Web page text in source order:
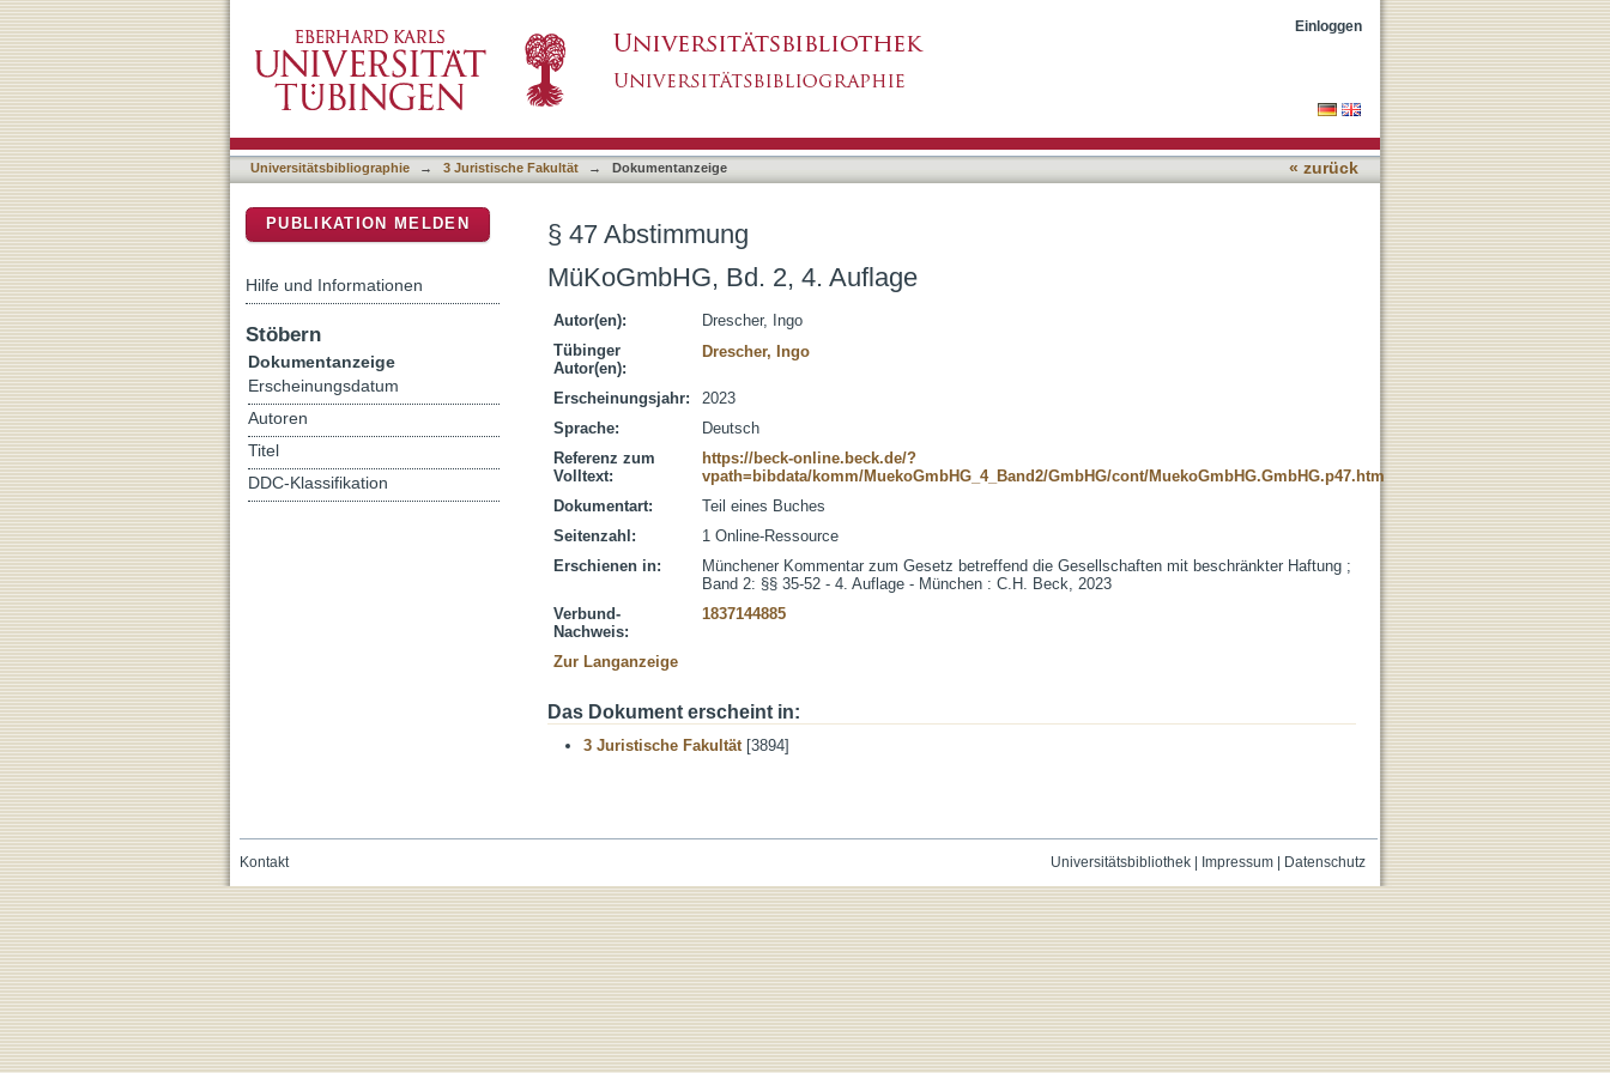
Einloggen
Universitätsbibliographie → 3 Juristische Fakultät → Dokumentanzeige « zurück
§ 47 Abstimmung
MüKoGmbHG, Bd. 2, 4. Auflage
Autor(en):
Drescher, Ingo
Tübinger
Autor(en):
Drescher, Ingo
Erscheinungsjahr:
2023
Sprache:
Deutsch
Referenz zum
Volltext:
https://beck-online.beck.de/?
vpath=bibdata/komm/MuekoGmbHG_4_Band2/GmbHG/cont/MuekoGmbHG.GmbHG.p47.htm
Dokumentart:
Teil eines Buches
Seitenzahl:
1 Online-Ressource
Erschienen in:
Münchener Kommentar zum Gesetz betreffend die Gesellschaften mit beschränkter Haftung ;
Band 2: §§ 35-52 - 4. Auflage - München : C.H. Beck, 2023
Verbund-
Nachweis:
1837144885
Zur Langanzeige
Das Dokument erscheint in:
3 Juristische Fakultät[3894]
PUBLIKATION MELDEN
Hilfe und Informationen
Stöbern
Dokumentanzeige
Erscheinungsdatum
Autoren
Titel
DDC-Klassifikation
Universitätsbibliothek| Impressum| Datenschutz
Kontakt